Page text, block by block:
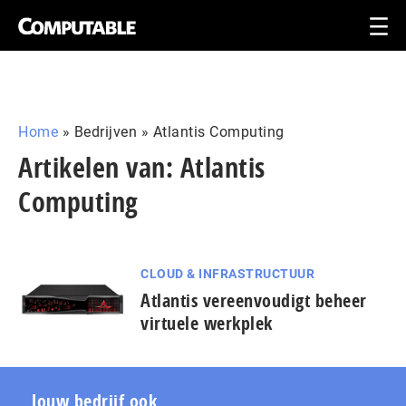
Home » Bedrijven » Atlantis Computing
Artikelen van: Atlantis
Computing
CLOUD & INFRASTRUCTUUR
Atlantis vereenvoudigt beheer
virtuele werkplek
Jouw bedrijf ook